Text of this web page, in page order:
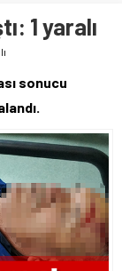
1 yaralı
sonucu